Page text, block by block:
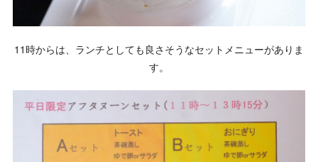
11時からは、ランチとしても良さそうなセットメニューがありま
す。